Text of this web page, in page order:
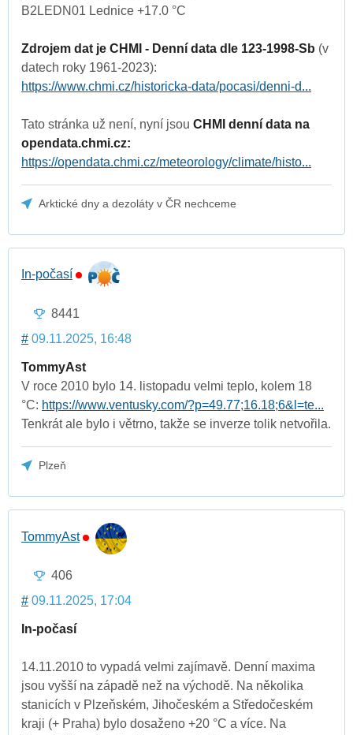
B2LEDN01 Lednice +17.0 °C
Zdrojem dat je CHMI - Denní data dle 123-1998-Sb (v
datech roky 1961-2023):
https://www.chmi.cz/historicka-data/pocasi/denni-d...
Tato stránka už není, nyní jsou CHMI denní data na
opendata.chmi.cz:
https://opendata.chmi.cz/meteorology/climate/histo...
Arktické dny a dezoláty v ČR nechceme
In-počasí
8441
# 09.11.2025, 16:48
TommyAst
V roce 2010 bylo 14. listopadu velmi teplo, kolem 18
°C: https://www.ventusky.com/?p=49.77;16.18;6&l=te...
Tenkrát ale bylo i větrno, takže se inverze tolik netvořila.
Plzeň
TommyAst
406
# 09.11.2025, 17:04
In-počasí
14.11.2010 to vypadá velmi zajímavě. Denní maxima
jsou vyšší na západě než na východě. Na několika
stanicích v Plzeňském, Jihočeském a Středočeském
kraji (+ Praha) bylo dosaženo +20 °C a více. Na